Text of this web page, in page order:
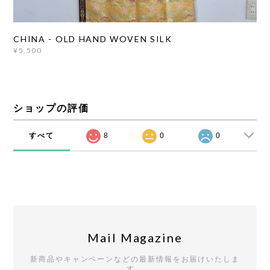
CHINA - OLD HAND WOVEN SILK
¥5,500
ショップの評価
すべて 8 0 0
Mail Magazine
新商品やキャンペーンなどの最新情報をお届けいたしま